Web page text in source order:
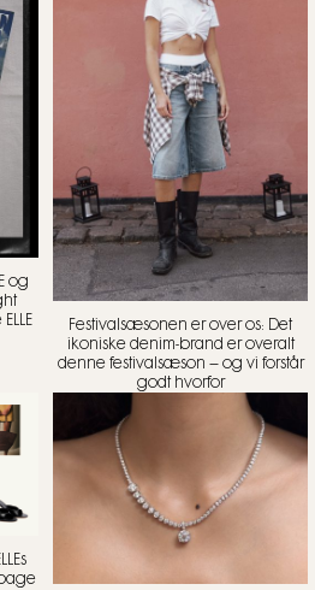
og
Festivalsæsonen er over os: Det
ikoniske denim-brand er overalt
denne festivalsæson – og vi forstår
godt hvorfor